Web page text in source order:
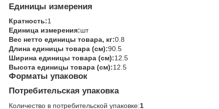
Единицы измерения
Кратность:1
Единица измерения:шт
Вес нетто единицы товара, кг:0.8
Длина единицы товара (см):90.5
Ширина единицы товара (см):12.5
Высота единицы товара (см):12.5
Форматы упаковок
Потребительская упаковка
Количество в потребительской упаковке:1